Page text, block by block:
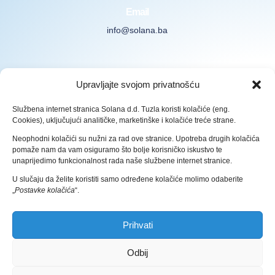
Upravljajte svojom privatnošću
Službena internet stranica Solana d.d. Tuzla koristi kolačiće (eng.
Cookies), uključujući analitičke, marketinške i kolačiće treće strane.
Neophodni kolačići su nužni za rad ove stranice. Upotreba drugih kolačića
pomaže nam da vam osiguramo što bolje korisničko iskustvo te
unaprijedimo funkcionalnost rada naše službene internet stranice.
U slučaju da želite koristiti samo određene kolačiće molimo odaberite
„Postavke kolačića“.
Prihvati
Odbij
Email
info@solana.ba
Prijava